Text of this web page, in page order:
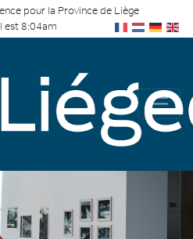
pour la Province de Liège
est 8:04am